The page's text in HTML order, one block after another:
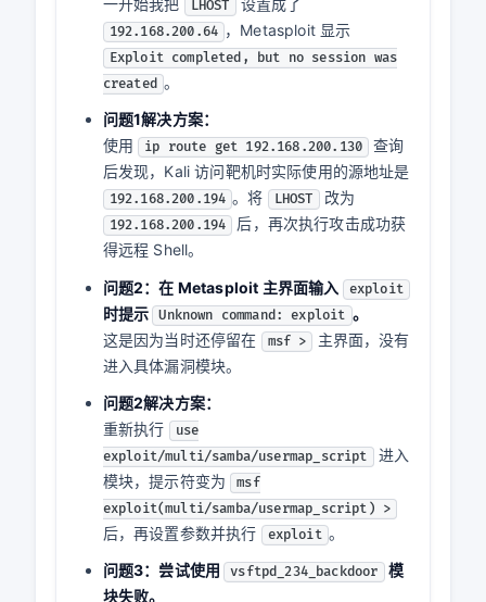
内容。
从防守角度，处置重点不只是封锁回连端口。首
先应升级到已修复该漏洞的 Samba 版本，并检
查配置中是否启用了不安全的
script ；其次限制公网或非必要网段访问
139/445
，监测 SMB 会话中异常用户名和随后
产生的反向连接；最后结合主机审计确认 Samba
进程是否派生了 /bin/sh 、 nc 等异常子进
程。单独封锁 4444 只能挡住本次 payload，攻
击者仍可换端口。
3. 学习中遇到的问题及解决
问题1：第一次执行 Samba 攻击时没有获得
一开始我把 LHOST
192.168.200.64
Exploit completed, but no session was
created 。
问题1解决方案：
使用
ip route get 192.168.200.130 查询
后发现，Kali 访问靶机时实际使用的源地址是